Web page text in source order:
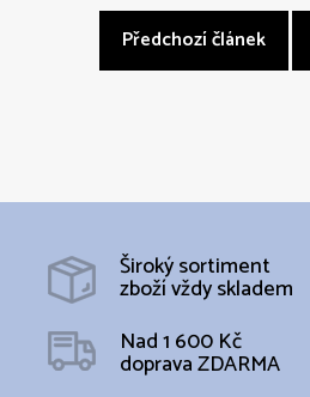
Předchozí článek
Široký sortiment
zboží vždy skladem
Nad 1 600 Kč
doprava ZDARMA